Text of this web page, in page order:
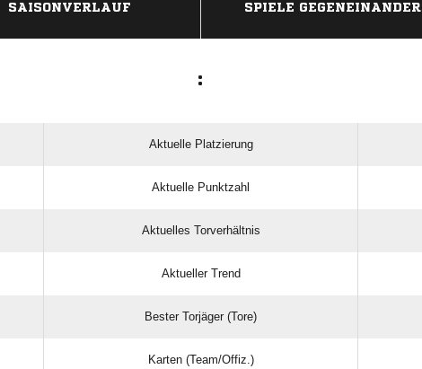
SAISONVERLAUF SPIELE GEGENEINANDER
:
Aktuelle Platzierung
Aktuelle Punktzahl
Aktuelles Torverhältnis
Aktueller Trend
Bester Torjäger (Tore)
Karten (Team/Offiz.)